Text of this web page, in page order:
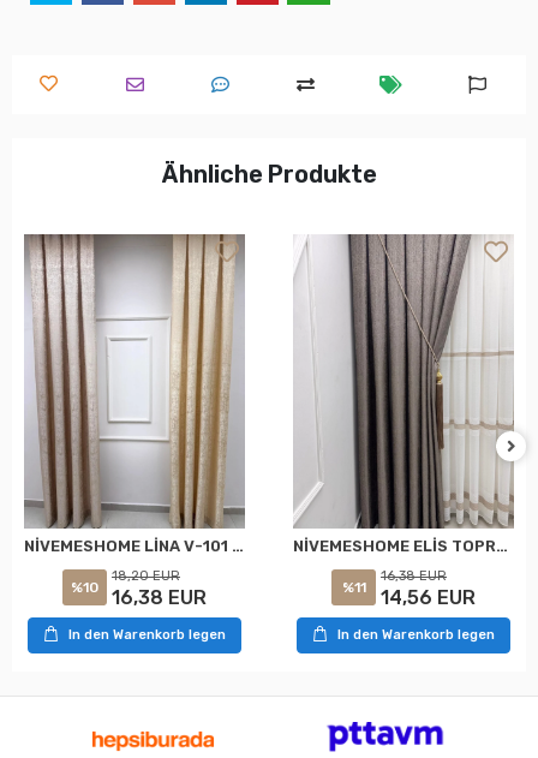
Ähnliche Produkte
NİVEMESHOME LİNA V-101 KREM 1/3 PİLELİ FON PERDE
%10
18,20 EUR
16,38 EUR
In den Warenkorb legen
NİVEMESHOME ELİS TOPRAK FON PERDE 1/3 SIK PİLELİ PERDE APM
%11
16,38 EUR
14,56 EUR
In den Warenkorb legen